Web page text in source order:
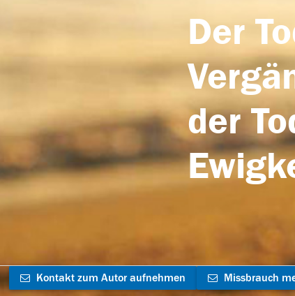
Der
der
Kontakt zum Autor aufnehmen Missbrauch